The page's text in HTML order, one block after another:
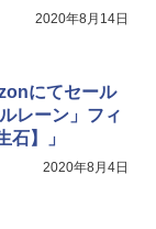
2020年8月14日
にてセール
レーン」フィ
石】」
2020年8月4日